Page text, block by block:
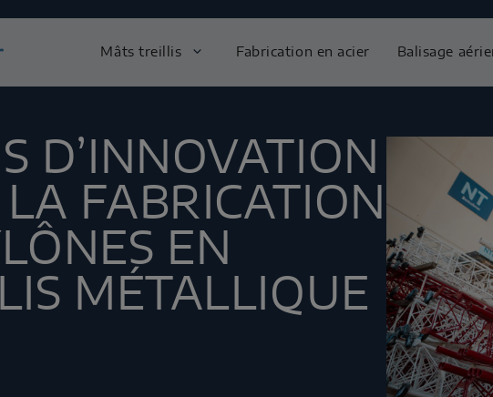
Mâts treillis Fabrication en acier Balisage
D’INNOVATION
FABRICATION
EN
MÉTALLIQUE